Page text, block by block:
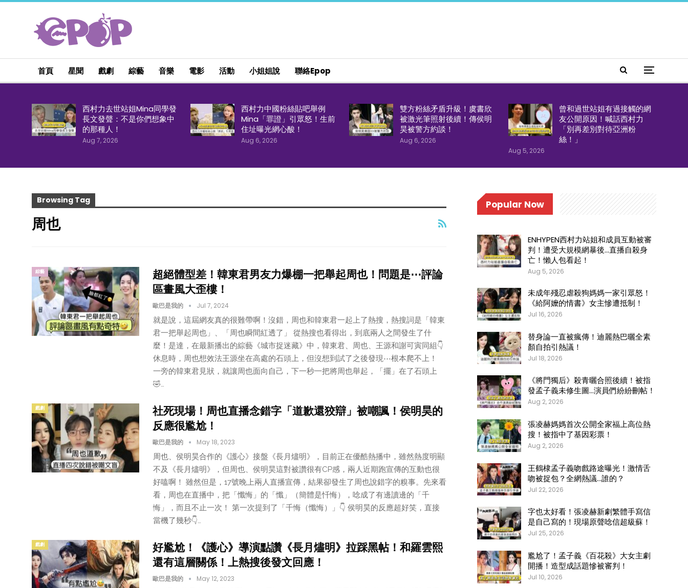
首頁 星聞 戲劇 綜藝 音樂 電影 活動 小姐姐說 聯絡epop
西村力去世站姐Mina同學發
長文發聲：不是你們想象中
的那種人！
Aug 7, 2026
西村力中國粉絲貼吧舉例
Mina「罪證」引眾怒！生前
住址曝光網心酸！
Aug 6, 2026
雙方粉絲矛盾升級！虞書欣
被激光筆照射後續！傳侯明
昊被警方約談！
Aug 6, 2026
曾和過世站姐有過接觸的網
友公開原因！喊話西村力
「別再差別對待亞洲粉
絲！」
Aug 5, 2026
Browsing Tag
周也
綜藝
超絕體型差！韓東君男友力爆棚一把舉起周也！問題是⋯評論
區畫風大歪樓！
歐巴是我的 Jul 7, 2024
就是說，這屆網友真的很難帶啊！沒錯，周也和韓東君一起上了熱搜，熱搜詞是「韓東
君一把舉起周也」、「周也瞬間紅透了」 從熱搜也看得出，到底兩人之間發生了什
麼！是達，在最新播出的綜藝《城市捉迷藏》中，韓東君、周也、王源和謝可寅同組👇
休息時，周也想效法王源坐在高處的石頭上，但沒想到試了之後發現⋯根本爬不上！
一旁的韓東君見狀，就讓周也面向自己，下一秒一把將周也舉起，「擺」在了石頭上
🤣…
戲劇
社死現場！周也直播念錯字「道歉還狡辯」被嘲諷！侯明昊的
反應很尷尬！
歐巴是我的 May 18, 2023
周也、侯明昊合作的《護心》接盤《長月燼明》，目前正在優酷熱播中，雖然熱度明顯
不及《長月燼明》，但周也、侯明昊這對被讚很有CP感，兩人近期跑宣傳的互動也很
好嗑啊！ 雖然但是，17號晚上兩人直播宣傳，結果卻發生了周也說錯字的糗事。先來看
看，周也在直播中，把「懺悔」的「懺」（簡體是忏悔），唸成了有邊讀邊的「千
悔」，而且不止一次！ 第一次提到了「千悔（懺悔）」👇 侯明昊的反應超好笑，直接
當機了幾秒👇…
戲劇
好尷尬！《護心》導演點讚《長月燼明》拉踩黑帖！和羅雲熙
還有這層關係！上熱搜後發文回應！
歐巴是我的 May 12, 2023
Popular Now
ENHYPEN西村力站姐和成員互動被審
判！遭受大規模網暴後…直播自殺身
亡！懶人包看起！
Aug 5, 2026
未成年殘忍虐殺狗媽媽一家引眾怒！
《給阿嬤的情書》女主慘遭抵制！
Jul 16, 2026
替身論一直被瘋傳！迪麗熱巴曬全素
顏自拍引熱議！
Jul 18, 2026
《將門獨后》殺青曬合照後續！被指
發孟子義未修生圖…演員們紛紛刪帖！
Aug 2, 2026
張凌赫媽媽首次公開全家福上高位熱
搜！被指中了基因彩票！
Aug 2, 2026
王鶴棣孟子義吻戲路途曝光！激情舌
吻被捉包？全網熱議…誰的？
Jul 22, 2026
字也太好看！張凌赫新劇繁體手寫信
是自己寫的！現場原聲唸信超級蘇！
Jul 25, 2026
尷尬了！孟子義《百花殺》大女主劇
開播！造型成話題慘被審判！
Jul 10, 2026